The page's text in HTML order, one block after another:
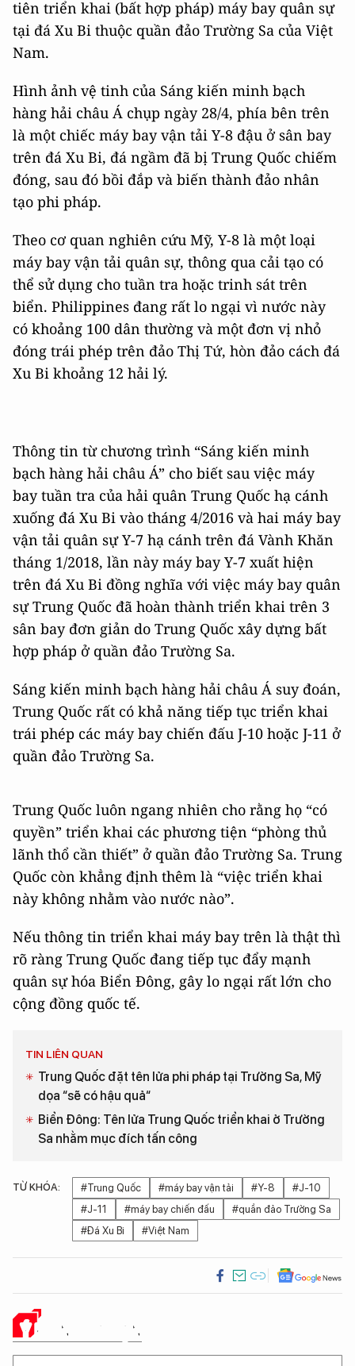
tiên triển khai (bất hợp pháp) máy bay quân sự
tại đá Xu Bi thuộc quần đảo Trường Sa của Việt
Nam.
Hình ảnh vệ tinh của Sáng kiến minh bạch
hàng hải châu Á chụp ngày 28/4, phía bên trên
là một chiếc máy bay vận tải Y-8 đậu ở sân bay
trên đá Xu Bi, đá ngầm đã bị Trung Quốc chiếm
đóng, sau đó bồi đắp và biến thành đảo nhân
tạo phi pháp.
Theo cơ quan nghiên cứu Mỹ, Y-8 là một loại
máy bay vận tải quân sự, thông qua cải tạo có
thể sử dụng cho tuần tra hoặc trinh sát trên
biển. Philippines đang rất lo ngại vì nước này
có khoảng 100 dân thường và một đơn vị nhỏ
đóng trái phép trên đảo Thị Tứ, hòn đảo cách đá
Xu Bi khoảng 12 hải lý.
Thông tin từ chương trình “Sáng kiến minh
bạch hàng hải châu Á” cho biết sau việc máy
bay tuần tra của hải quân Trung Quốc hạ cánh
xuống đá Xu Bi vào tháng 4/2016 và hai máy bay
vận tải quân sự Y-7 hạ cánh trên đá Vành Khăn
tháng 1/2018, lần này máy bay Y-7 xuất hiện
trên đá Xu Bi đồng nghĩa với việc máy bay quân
sự Trung Quốc đã hoàn thành triển khai trên 3
sân bay đơn giản do Trung Quốc xây dựng bất
hợp pháp ở quần đảo Trường Sa.
Sáng kiến minh bạch hàng hải châu Á suy đoán,
Trung Quốc rất có khả năng tiếp tục triển khai
trái phép các máy bay chiến đấu J-10 hoặc J-11 ở
quần đảo Trường Sa.
Trung Quốc luôn ngang nhiên cho rằng họ “có
quyền” triển khai các phương tiện “phòng thủ
lãnh thổ cần thiết” ở quần đảo Trường Sa. Trung
Quốc còn khẳng định thêm là “việc triển khai
này không nhằm vào nước nào”.
Nếu thông tin triển khai máy bay trên là thật thì
rõ ràng Trung Quốc đang tiếp tục đẩy mạnh
quân sự hóa Biển Đông, gây lo ngại rất lớn cho
cộng đồng quốc tế.
TIN LIÊN QUAN
Trung Quốc đặt tên lửa phi pháp tại Trường Sa, Mỹ
dọa “sẽ có hậu quả“
Biển Đông: Tên lửa Trung Quốc triển khai ở Trường
Sa nhằm mục đích tấn công
TỪ KHÓA: #Trung Quốc #máy bay vận tải #Y-8
#J-10
#J-11
#máy bay chiến đấu
#quần đảo Trường Sa
#Đá Xu Bi
#Việt Nam
Ý KIẾN CỦA BẠN